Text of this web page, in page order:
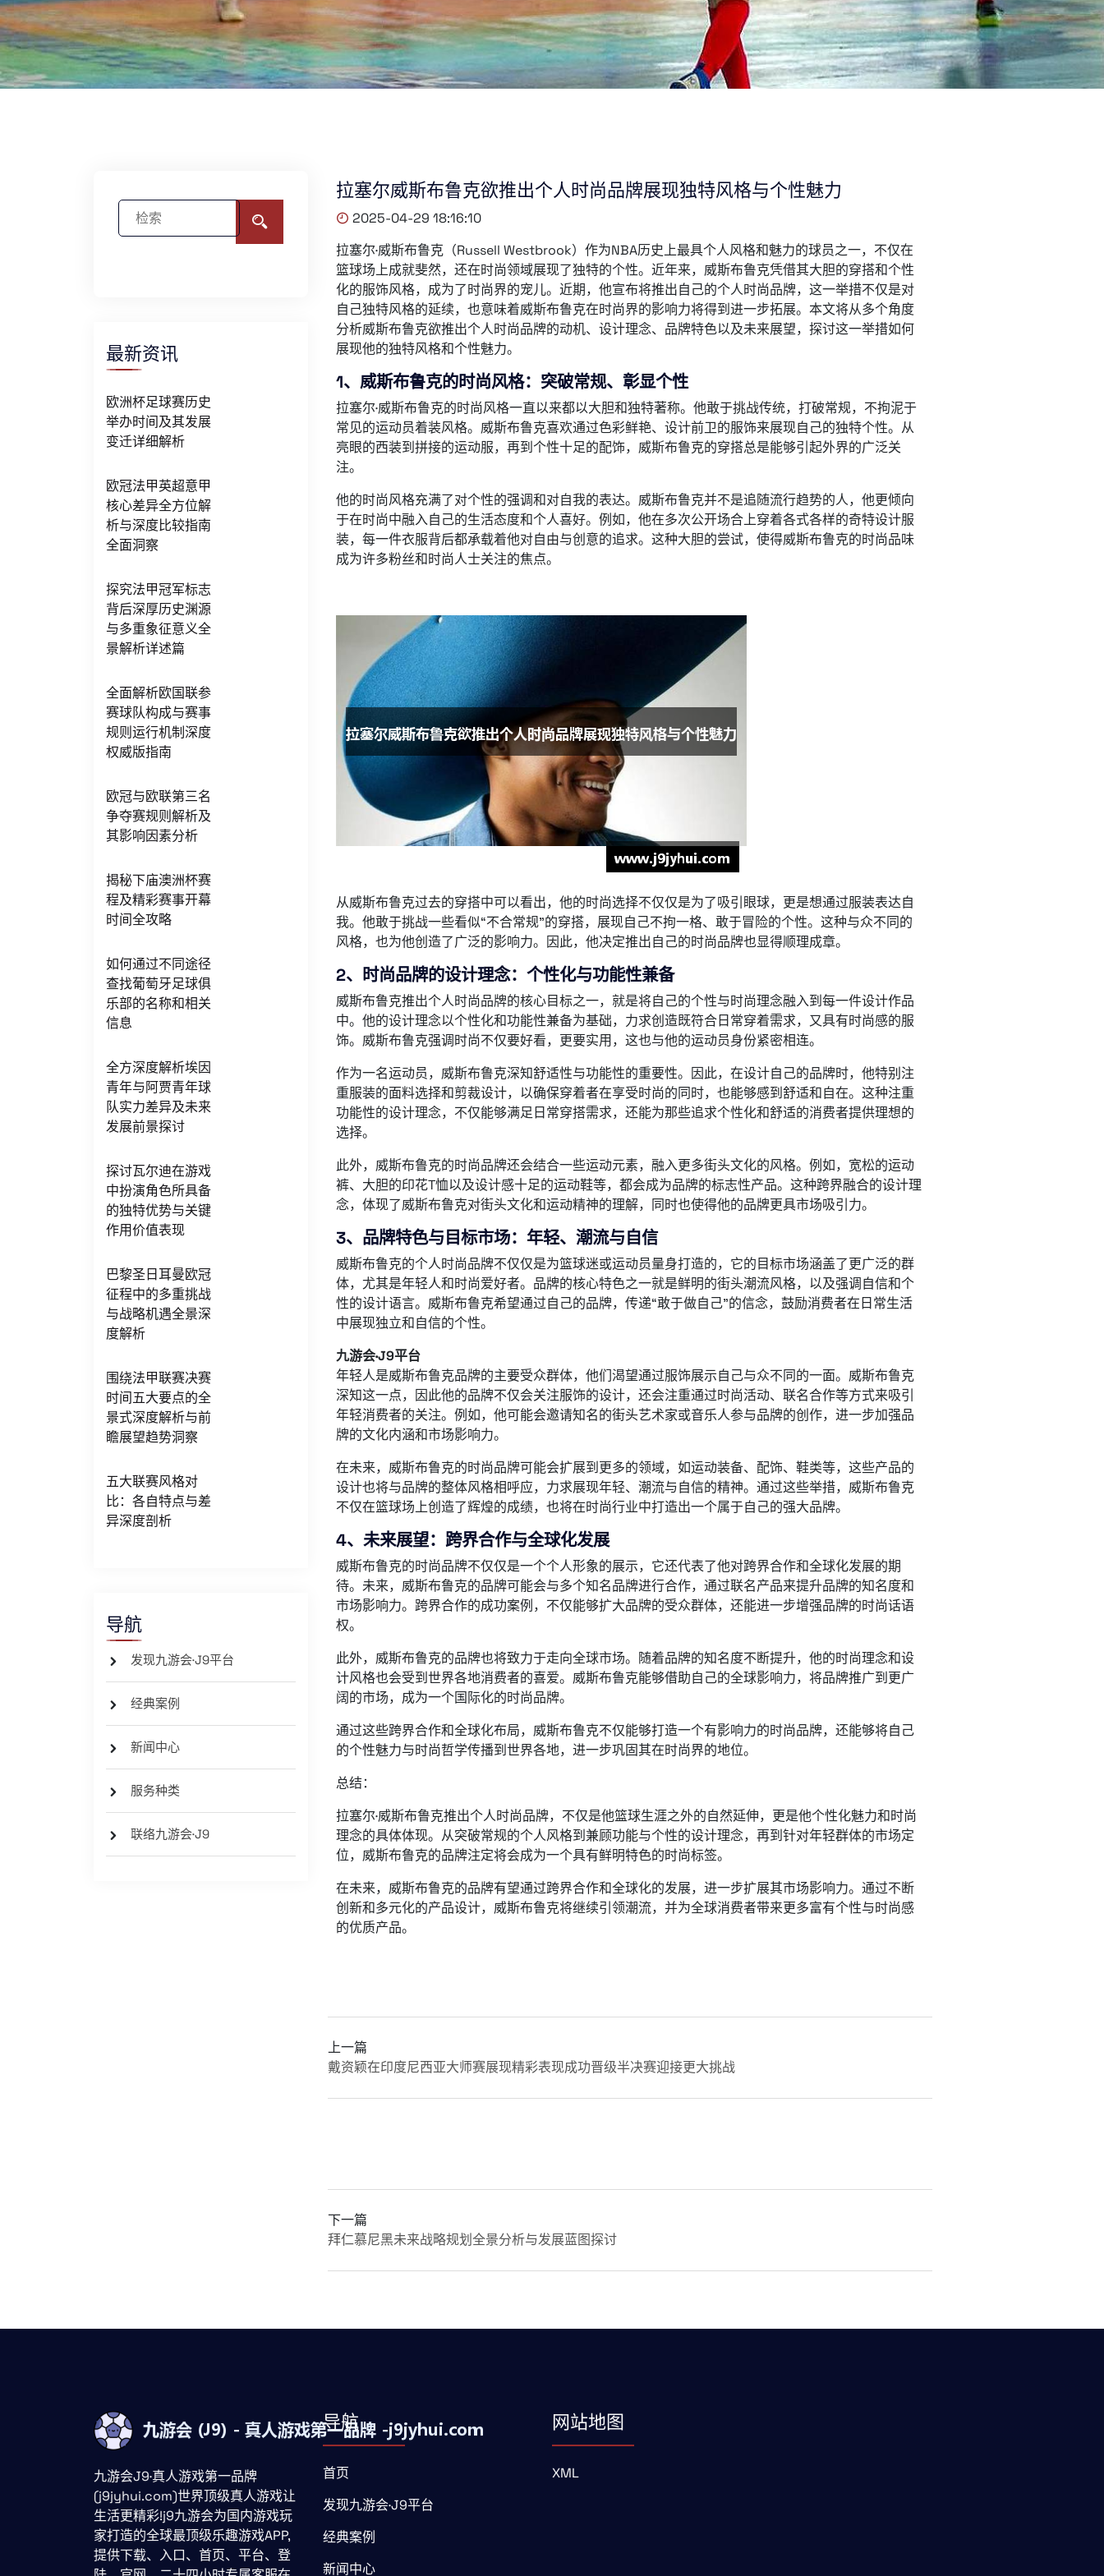
最新资讯
欧洲杯足球赛历史
举办时间及其发展
变迁详细解析
欧冠法甲英超意甲
核心差异全方位解
析与深度比较指南
全面洞察
探究法甲冠军标志
背后深厚历史渊源
与多重象征意义全
景解析详述篇
全面解析欧国联参
赛球队构成与赛事
规则运行机制深度
权威版指南
欧冠与欧联第三名
争夺赛规则解析及
其影响因素分析
揭秘下庙澳洲杯赛
程及精彩赛事开幕
时间全攻略
如何通过不同途径
查找葡萄牙足球俱
乐部的名称和相关
信息
全方深度解析埃因
青年与阿贾青年球
队实力差异及未来
发展前景探讨
探讨瓦尔迪在游戏
中扮演角色所具备
的独特优势与关键
作用价值表现
巴黎圣日耳曼欧冠
征程中的多重挑战
与战略机遇全景深
度解析
围绕法甲联赛决赛
时间五大要点的全
景式深度解析与前
瞻展望趋势洞察
五大联赛风格对
比：各自特点与差
异深度剖析
导航
发现九游会·J9平台
经典案例
新闻中心
服务种类
联络九游会·J9
拉塞尔威斯布鲁克欲推出个人时尚品牌展现独特风格与个性魅力
2025-04-29 18:16:10
拉塞尔·威斯布鲁克（Russell Westbrook）作为NBA历史上最具个人风格和魅力的球员之一，不仅在
篮球场上成就斐然，还在时尚领域展现了独特的个性。近年来，威斯布鲁克凭借其大胆的穿搭和个性
化的服饰风格，成为了时尚界的宠儿。近期，他宣布将推出自己的个人时尚品牌，这一举措不仅是对
自己独特风格的延续，也意味着威斯布鲁克在时尚界的影响力将得到进一步拓展。本文将从多个角度
分析威斯布鲁克欲推出个人时尚品牌的动机、设计理念、品牌特色以及未来展望，探讨这一举措如何
展现他的独特风格和个性魅力。
1、威斯布鲁克的时尚风格：突破常规、彰显个性
拉塞尔·威斯布鲁克的时尚风格一直以来都以大胆和独特著称。他敢于挑战传统，打破常规，不拘泥于
常见的运动员着装风格。威斯布鲁克喜欢通过色彩鲜艳、设计前卫的服饰来展现自己的独特个性。从
亮眼的西装到拼接的运动服，再到个性十足的配饰，威斯布鲁克的穿搭总是能够引起外界的广泛关
注。
他的时尚风格充满了对个性的强调和对自我的表达。威斯布鲁克并不是追随流行趋势的人，他更倾向
于在时尚中融入自己的生活态度和个人喜好。例如，他在多次公开场合上穿着各式各样的奇特设计服
装，每一件衣服背后都承载着他对自由与创意的追求。这种大胆的尝试，使得威斯布鲁克的时尚品味
成为许多粉丝和时尚人士关注的焦点。
从威斯布鲁克过去的穿搭中可以看出，他的时尚选择不仅仅是为了吸引眼球，更是想通过服装表达自
我。他敢于挑战一些看似“不合常规”的穿搭，展现自己不拘一格、敢于冒险的个性。这种与众不同的
风格，也为他创造了广泛的影响力。因此，他决定推出自己的时尚品牌也显得顺理成章。
2、时尚品牌的设计理念：个性化与功能性兼备
威斯布鲁克推出个人时尚品牌的核心目标之一，就是将自己的个性与时尚理念融入到每一件设计作品
中。他的设计理念以个性化和功能性兼备为基础，力求创造既符合日常穿着需求，又具有时尚感的服
饰。威斯布鲁克强调时尚不仅要好看，更要实用，这也与他的运动员身份紧密相连。
作为一名运动员，威斯布鲁克深知舒适性与功能性的重要性。因此，在设计自己的品牌时，他特别注
重服装的面料选择和剪裁设计，以确保穿着者在享受时尚的同时，也能够感到舒适和自在。这种注重
功能性的设计理念，不仅能够满足日常穿搭需求，还能为那些追求个性化和舒适的消费者提供理想的
选择。
此外，威斯布鲁克的时尚品牌还会结合一些运动元素，融入更多街头文化的风格。例如，宽松的运动
裤、大胆的印花T恤以及设计感十足的运动鞋等，都会成为品牌的标志性产品。这种跨界融合的设计理
念，体现了威斯布鲁克对街头文化和运动精神的理解，同时也使得他的品牌更具市场吸引力。
3、品牌特色与目标市场：年轻、潮流与自信
威斯布鲁克的个人时尚品牌不仅仅是为篮球迷或运动员量身打造的，它的目标市场涵盖了更广泛的群
体，尤其是年轻人和时尚爱好者。品牌的核心特色之一就是鲜明的街头潮流风格，以及强调自信和个
性的设计语言。威斯布鲁克希望通过自己的品牌，传递“敢于做自己”的信念，鼓励消费者在日常生活
中展现独立和自信的个性。
九游会·J9平台
年轻人是威斯布鲁克品牌的主要受众群体，他们渴望通过服饰展示自己与众不同的一面。威斯布鲁克
深知这一点，因此他的品牌不仅会关注服饰的设计，还会注重通过时尚活动、联名合作等方式来吸引
年轻消费者的关注。例如，他可能会邀请知名的街头艺术家或音乐人参与品牌的创作，进一步加强品
牌的文化内涵和市场影响力。
在未来，威斯布鲁克的时尚品牌可能会扩展到更多的领域，如运动装备、配饰、鞋类等，这些产品的
设计也将与品牌的整体风格相呼应，力求展现年轻、潮流与自信的精神。通过这些举措，威斯布鲁克
不仅在篮球场上创造了辉煌的成绩，也将在时尚行业中打造出一个属于自己的强大品牌。
4、未来展望：跨界合作与全球化发展
威斯布鲁克的时尚品牌不仅仅是一个个人形象的展示，它还代表了他对跨界合作和全球化发展的期
待。未来，威斯布鲁克的品牌可能会与多个知名品牌进行合作，通过联名产品来提升品牌的知名度和
市场影响力。跨界合作的成功案例，不仅能够扩大品牌的受众群体，还能进一步增强品牌的时尚话语
权。
此外，威斯布鲁克的品牌也将致力于走向全球市场。随着品牌的知名度不断提升，他的时尚理念和设
计风格也会受到世界各地消费者的喜爱。威斯布鲁克能够借助自己的全球影响力，将品牌推广到更广
阔的市场，成为一个国际化的时尚品牌。
通过这些跨界合作和全球化布局，威斯布鲁克不仅能够打造一个有影响力的时尚品牌，还能够将自己
的个性魅力与时尚哲学传播到世界各地，进一步巩固其在时尚界的地位。
总结：
拉塞尔·威斯布鲁克推出个人时尚品牌，不仅是他篮球生涯之外的自然延伸，更是他个性化魅力和时尚
理念的具体体现。从突破常规的个人风格到兼顾功能与个性的设计理念，再到针对年轻群体的市场定
位，威斯布鲁克的品牌注定将会成为一个具有鲜明特色的时尚标签。
在未来，威斯布鲁克的品牌有望通过跨界合作和全球化的发展，进一步扩展其市场影响力。通过不断
创新和多元化的产品设计，威斯布鲁克将继续引领潮流，并为全球消费者带来更多富有个性与时尚感
的优质产品。
上一篇
戴资颖在印度尼西亚大师赛展现精彩表现成功晋级半决赛迎接更大挑战
下一篇
拜仁慕尼黑未来战略规划全景分析与发展蓝图探讨
九游会J9·真人游戏第一品牌
(j9jyhui.com)世界顶级真人游戏让
生活更精彩!j9九游会为国内游戏玩
家打造的全球最顶级乐趣游戏APP,
提供下载、入口、首页、平台、登
导航
首页
发现九游会·J9平台
经典案例
新闻中心
网站地图
XML